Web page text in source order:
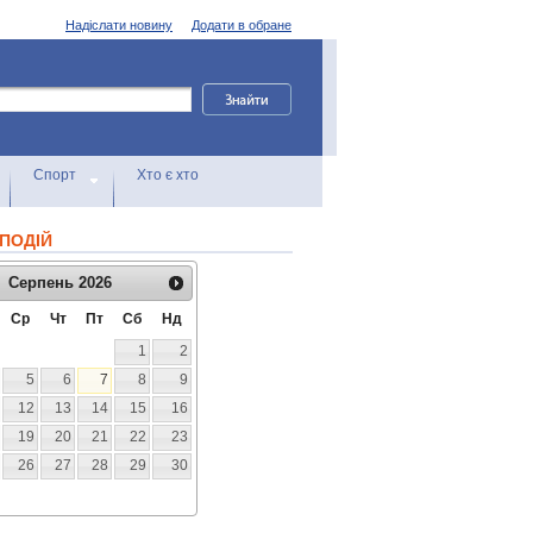
Додати в обране
Надіслати новину
Спорт Хто є хто
Серпень 2026
Ср Чт Пт Сб
Нд
1
2
5 6 7 8
9
12 13 14 15
16
19 20 21 22
23
26 27 28 29
30